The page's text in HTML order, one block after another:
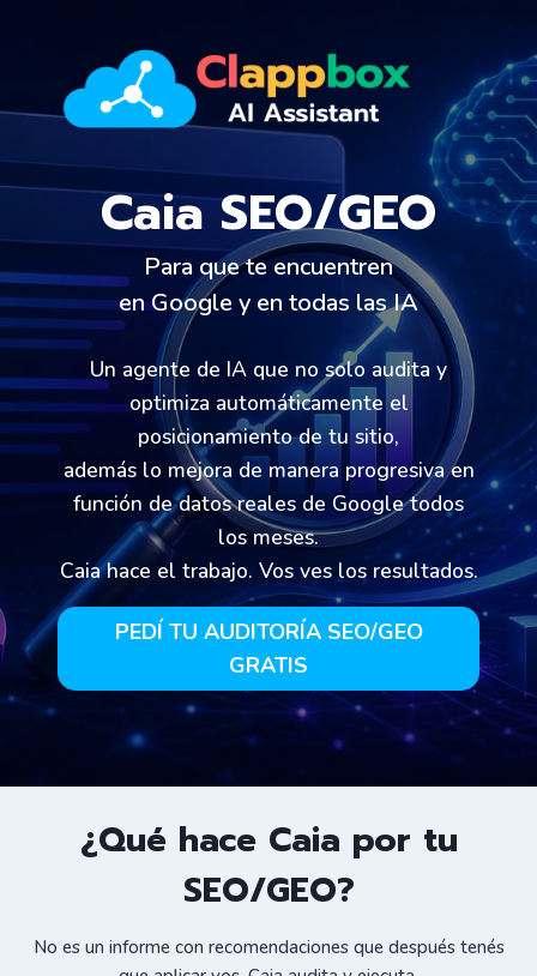
Caia SEO/GEO
Para que te encuentren
en Google y en todas las IA
Un agente de IA que no solo audita y
optimiza automáticamente el
posicionamiento de tu sitio,
además lo mejora de manera progresiva en
función de datos reales de Google todos
los meses.
Caia hace el trabajo. Vos ves los resultados.
PEDÍ TU AUDITORÍA SEO/GEO
GRATIS
¿Qué hace Caia por tu
SEO/GEO?
No es un informe con recomendaciones que después tenés